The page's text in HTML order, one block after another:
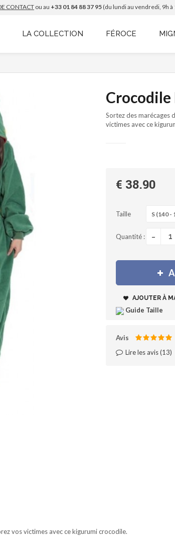
CONTACTou au +33 01 84 88 37 95 (du lundi au vendredi, 9h à
LA COLLECTION FÉROCE
Sortez des marécages
victimes avec ce
€ 38.90
Taille S (140 -
Quantité : -
AJOUTER À
Guide Taille
Avis
Lire les avis (13)‎
vos victimes avec ce kigurumi crocodile.